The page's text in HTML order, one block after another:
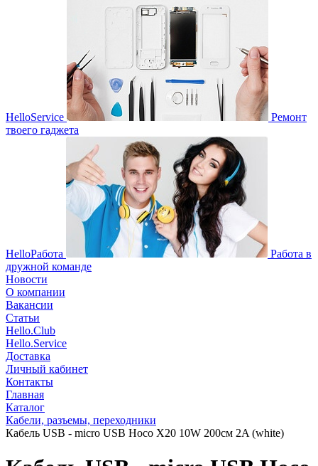
HelloService
Ремонт
твоего гаджета
HelloРабота
Работа в
дружной команде
Новости
О компании
Вакансии
Статьи
Hello.Club
Hello.Service
Доставка
Личный кабинет
Контакты
Главная
Каталог
Кабели, разъемы, переходники
Кабель USB - micro USB Hoco X20 10W 200см 2A (white)